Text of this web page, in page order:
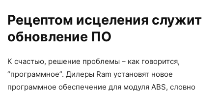
Рецептом исцеления служит
обновление ПО
К счастью, решение проблемы – как говорится,
“программное”. Дилеры Ram установят новое
программное обеспечение для модуля ABS, словно